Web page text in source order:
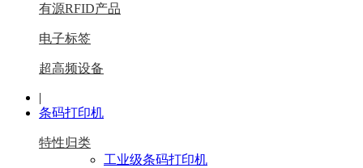
有源RFID产品
电子标签
超高频设备
|
条码打印机
特性归类
工业级条码打印机